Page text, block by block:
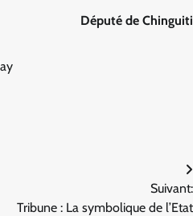
Député de Chinguiti
Suivant:
Tribune : La symbolique de l’Etat